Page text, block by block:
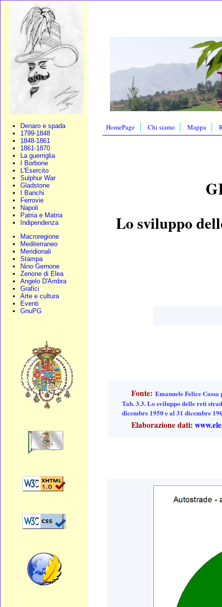
Denaro e spada
1799-1848
1848-1861
1861-1870
La guerriglia
I Borbone
L'Esercito
Sulphur War
Gladstone
I Banchi
Ferrovie
Napoli
Patria e Matria
Indipendenza
Macroregione
Mediterraneo
Meridionali
Stampa
Nino Gernone
Zenone di Elea
Angelo D'Ambra
Grafici
Arte e cultura
Eventi
GnuPG
HomePage Chi siamo Mappa
Lo sviluppo
Fonte: Emanuele Felice
Tab. 3.3. Lo sviluppo delle reti
dicembre 1950 e al 31 dicembre
Elaborazione dati: